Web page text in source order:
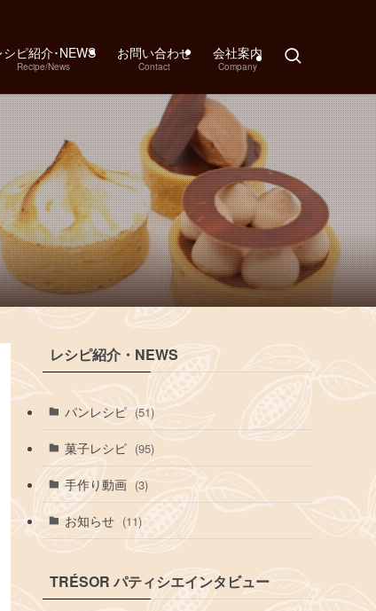
シピ紹介･NEWS
Recipe/News
お問い合わせ
Contact
会社案内
Company
レシピ紹介・NEWS
パンレシピ (51)
菓子レシピ (95)
手作り動画 (3)
お知らせ (11)
TRÉSOR パティシエインタビュー